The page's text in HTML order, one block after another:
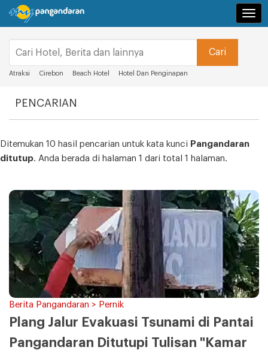
Atraksi Cirebon Beach Hotel Hotel Dan Penginapan
PENCARIAN
Ditemukan 10 hasil pencarian untuk kata kunci Pangandaran
ditutup. Anda berada di halaman 1 dari total 1 halaman.
Berita Pangandaran > Pernik
Plang Jalur Evakuasi Tsunami di Pantai
Pangandaran Ditutupi Tulisan "Kamar